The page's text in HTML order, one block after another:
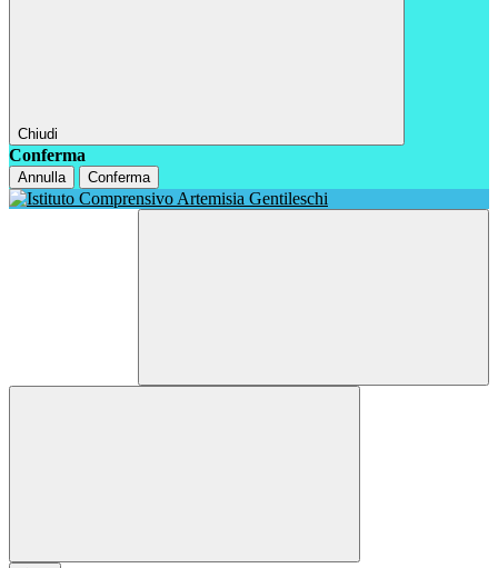
Chiudi
Conferma
Annulla Conferma